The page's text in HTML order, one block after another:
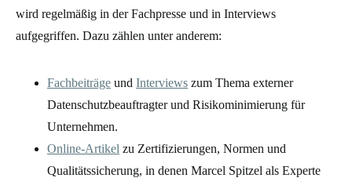
wird regelmäßig in der Fachpresse und in Interviews
aufgegriffen. Dazu zählen unter anderem:
Fachbeiträge und Interviews zum Thema externer
Datenschutzbeauftragter und Risikominimierung für
Unternehmen.
Online-Artikel zu Zertifizierungen, Normen und
Qualitätssicherung, in denen Marcel Spitzel als Experte